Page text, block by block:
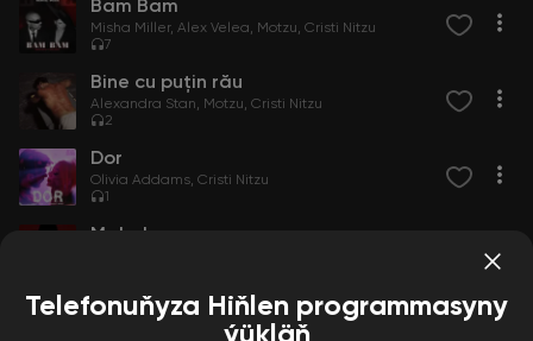
Bam Bam
Misha Miller Alex Velea Motzu Cristi Nitzu
7
Bine cu puțin rău
Alexandra Stan Motzu Cristi Nitzu
2
Dor
Olivia Addams Cristi Nitzu
1
Mahala
Telefonuňyza Hiňlen programmasyny
ýükläň